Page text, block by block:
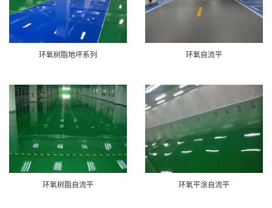
环氧树脂地坪系列 环氧自流平
环氧树脂自流平 环氧平涂自流平